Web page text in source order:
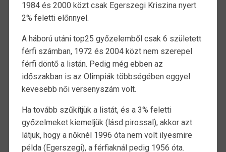
1984 és 2000 közt csak Egerszegi Kriszina nyert
2% feletti előnnyel.
A háború utáni top25 győzelemből csak 6 született
férfi számban, 1972 és 2004 közt nem szerepel
férfi döntő a listán. Pedig még ebben az
időszakban is az Olimpiák többségében eggyel
kevesebb női versenyszám volt.
Ha tovább szűkítjük a listát, és a 3% feletti
győzelmeket kiemeljük (lásd pirossal), akkor azt
látjuk, hogy a nőknél 1996 óta nem volt ilyesmire
példa (Egerszegi), a férfiaknál pedig 1956 óta.